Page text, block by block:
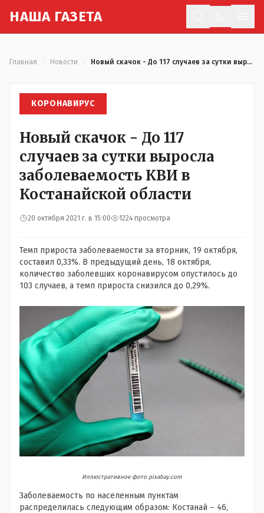
НАША ГАЗЕТА
Главная Новости Новый скачок - До 117 случаев за сутки выросла заболеваемость КВИ в Костанайской области
КОРОНАВИРУС
Новый скачок - До 117
случаев за сутки выросла
заболеваемость КВИ в
Костанайской области
20 октября 2021 г. в 15:00 1224 просмотра
Темп прироста заболеваемости за вторник, 19 октября,
составил 0,33%. В предыдущий день, 18 октября,
количество заболевших коронавирусом опустилось до
103 случаев, а темп прироста снизился до 0,29%.
Иллюстративное фото pixabay.com
Заболеваемость по населенным пунктам
распределилась следующим образом: Костанай – 46,